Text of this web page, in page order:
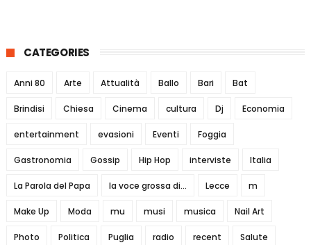
CATEGORIES
Anni 80 Arte Attualità Ballo Bari Bat
Brindisi Chiesa Cinema cultura Dj Economia
entertainment evasioni Eventi Foggia
Gastronomia Gossip Hip Hop interviste Italia
La Parola del Papa la voce grossa di... Lecce m
Make Up Moda mu musi musica Nail Art
Photo Politica Puglia radio recent Salute